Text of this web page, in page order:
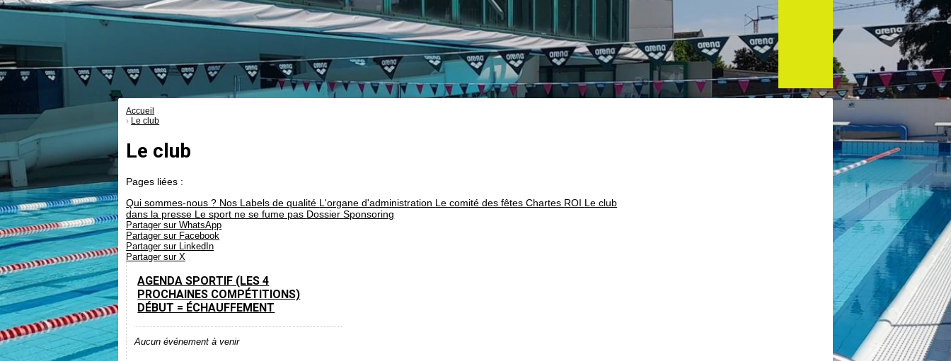
photo Fête
de mai à
Crisnée
2026
Accueil
Le club
Le club
Pages liées :
Qui sommes-nous ? Nos Labels de qualité L'organe d'administration Le comité des fêtesChartes ROI Le club
dans la presse Le sport ne se fume pas Dossier Sponsoring
Partager sur WhatsApp
Partager sur Facebook
Partager sur LinkedIn
Partager sur X
AGENDA SPORTIF (LES 4
PROCHAINES COMPÉTITIONS)
DÉBUT = ÉCHAUFFEMENT
Aucun événement à venir